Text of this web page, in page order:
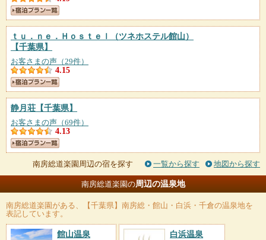
ｔｕ．ｎｅ．Ｈｏｓｔｅｌ（ツネホステル館山）
【千葉県】
お客さまの声（29件）
4.15
静月荘 【千葉県】
お客さまの声（69件）
4.13
南房総道楽園周辺の宿を探す 一覧から探す 地図から探す
南房総道楽園の周辺の温泉地
南房総道楽園 がある、【千葉県】南房総・館山・白浜・千倉の温泉地を
表記しています。
館山温泉 白浜温泉